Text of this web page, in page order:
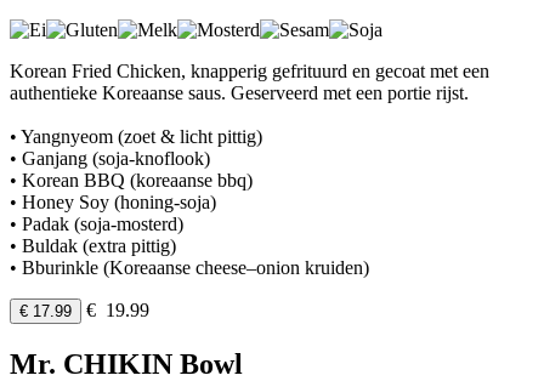
Korean Fried Chicken, knapperig gefrituurd en gecoat met een
authentieke Koreaanse saus. Geserveerd met een portie rijst.
• Yangnyeom (zoet & licht pittig)
• Ganjang (soja-knoflook)
• Korean BBQ (koreaanse bbq)
• Honey Soy (honing-soja)
• Padak (soja-mosterd)
• Buldak (extra pittig)
• Bburinkle (Koreaanse cheese–onion kruiden)
€ 17.99 € 19.99
Mr. CHIKIN Bowl